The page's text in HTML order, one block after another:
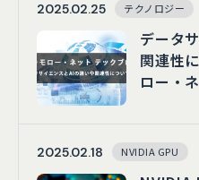
2025.02.25 テクノロジー
データ
関連性
ロー・
2025.02.18 NVIDIA GPU